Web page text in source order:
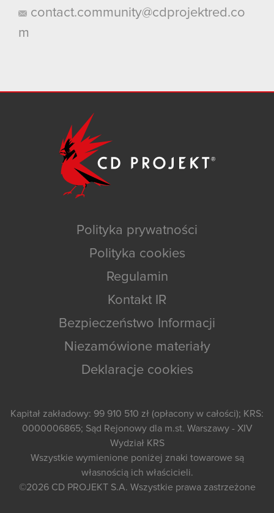
contact.community@cdprojektred.co
m
Polityka prywatności
Polityka cookies
Regulamin
Kontakt IR
Bezpieczeństwo Informacji
Niezamówione materiały
Deklaracje cookies
Kapitał zakładowy: 99 910 510 zł (opłacony w całości); KRS:
0000006865; Sąd Rejonowy dla m.st. Warszawy - XIV
Wydział KRS
Wszystkie wymienione poniżej znaki towarowe są
własnością ich właścicieli.
©2026 CD PROJEKT S.A. Wszystkie prawa zastrzeżone